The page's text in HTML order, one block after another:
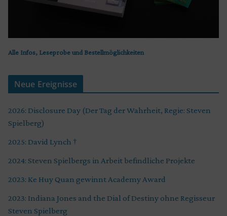
Alle Infos, Leseprobe und Bestellmöglichkeiten
Neue Ereignisse
2026: Disclosure Day (Der Tag der Wahrheit, Regie: Steven
Spielberg)
2025: David Lynch †
2024: Steven Spielbergs in Arbeit befindliche Projekte
2023: Ke Huy Quan gewinnt Academy Award
2023: Indiana Jones and the Dial of Destiny ohne Regisseur
Steven Spielberg